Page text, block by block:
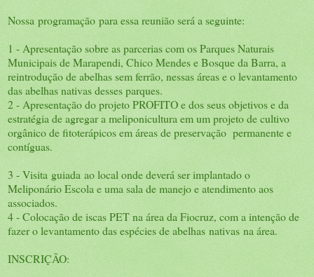
Nossa programação para essa reunião será a seguinte:
1 - Apresentação sobre as parcerias com os Parques Naturais
Municipais de Marapendi, Chico Mendes e Bosque da Barra, a
reintrodução de abelhas sem ferrão, nessas áreas e o levantamento
das abelhas nativas desses parques.
2 - Apresentação do projeto PROFITO e dos seus objetivos e da
estratégia de agregar a meliponicultura em um projeto de cultivo
orgânico de fitoterápicos em áreas de preservação permanente e
contíguas.
3 - Visita guiada ao local onde deverá ser implantado o
Meliponário Escola e uma sala de manejo e atendimento aos
associados.
4 - Colocação de iscas PET na área da Fiocruz, com a intenção de
fazer o levantamento das espécies de abelhas nativas na área.
INSCRIÇÃO: